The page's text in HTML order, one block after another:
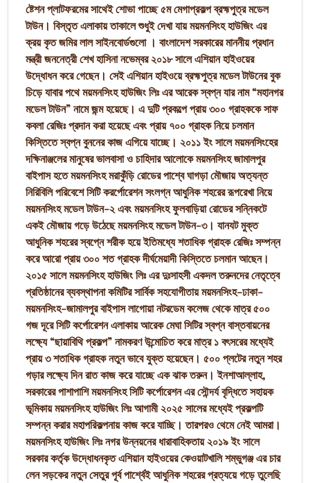
ষ্টেশন প্লাটফরমের সাথেই শোভা পাচ্ছে ৫ম মেগাপ্রকল্প ব্রহ্মপুত্র মডেল
টাউন। বিস্তৃত এলাকায় তাকালে শুধুই দেখা যায় ময়মনসিংহ হাউজিং এর
ক্রয় কৃত জমির লাল সাইনবোর্ডগুলো । বাংলাদেশ সরকারের মাননীয় প্রধান
মন্ত্রী জননেত্রী শেখ হাসিনা নভেম্বর ২০১৮ সালে এশিয়ান হাইওয়ের
উদ্ধোধন করে গেছেন। সেই এশিয়ান হাইওয়ে ব্রহ্মপুত্র মডেল টাউনের বুক
চিড়ে যাবার পথে ময়মনসিংহ হাউজিং লিঃ এর আরেক স্বপ্ন যার নাম “মহানগর
মডেল টাউন” নামে জন্ম হয়েছে। এ দুটি প্রকল্পে প্রায় ৩০০ গ্রাহককে সাফ
কবলা রেজিঃ প্রদান করা হয়েছে এবং প্রায় ৭০০ গ্রাহক নিয়ে চলমান
কিস্তিতে স্বপ্ন বুননের কাজ এগিয়ে যাচ্ছে। ২০১১ ইং সালে ময়মনসিংহের
দক্ষিনাঞ্জলের মানুষের ভালবাসা ও চাহিদার আলোকে ময়মনসিংহ জামালপুর
বাইপাস হতে ময়মনসিংহ মরাকুঁড়ি রোডের পাশ্বে ঘাগড়া মৌজায় অত্যন্ত
নিরিবিলি পরিবেশে সিটি করর্পোরেশন সংলগ্ন আধুনিক শহরের রূপরেখা নিয়ে
ময়মনসিংহ মডেল টাউন-২ এবং ময়মনসিংহ ফুলবাড়িয়া রোডের সন্নিকটে
একই মৌজায় গড়ে উঠেছে ময়মনসিংহ মডেল টাউন-৩। যানযট মুক্ত
আধুনিক শহরের স্বপ্নে শরীক হয়ে ইতিমধ্যে শতাধিক গ্রাহক রেজিঃ সম্পন্ন
করে আরো প্রায় ৩০০ শত গ্রাহক দীর্ঘমেয়াদী কিস্তিতে চলমান আছেন।
২০১৫ সালে ময়মনসিংহ হাউজিং লিঃ এর দুঃসাহসী একদল তরুনদের নেতৃত্বে
প্রতিষ্ঠানের ব্যবস্থাপনা কমিটির সার্বিক সহযোগীতায় ময়মনসিংহ-ঢাকা-
ময়মনসিংহ-জামালপুর বাইপাস লাগোয়া নটরডেম কলেজ থেকে মাত্র ৫০০
গজ দূরে সিটি কর্পোরেশন এলাকায় আরেক মেঘা সিটির স্বপ্ন বাস্তবায়নের
লক্ষ্যে “ছায়াবিথি প্রকল্প” নামকরণ উন্মোচিত করে মাত্র ১ বৎসরের মধ্যেই
প্রায় ৩ শতাধিক গ্রাহক নতুন ভাবে যুক্ত হয়েছেন। ৫০০ প্লটের নতুন শহর
গড়ার লক্ষ্যে দিন রাত কাজ করে যাচ্ছে এক ঝাক তরুন। ইনশাআল্লাহ,
সরকারের পাশাপাশি ময়মনসিংহ সিটি কর্পোরেশন এর সৌন্দর্য বৃদ্ধিতে সহায়ক
ভূমিকায় ময়মনসিংহ হাউজিং লিঃ আগামী ২০২৫ সালের মধ্যেই প্রকল্পটি
সম্পন্ন করার মহাপরিকল্পনায় কাজ করে যাচ্ছি। তারপরও থেমে নেই আমরা।
ময়মনসিংহ হাউজিং লিঃ নগর উন্নয়নের ধারাবাহিকতায় ২০১৯ ইং সালে
সরকার কর্তৃক উদ্ধোধনকৃত এশিয়ান হাইওয়ের কেওয়াটখালি শম্ভুগঞ্জ এর চার
লেন সড়কের নতুন সেতুর পূর্ব পার্শ্বেই আধুনিক শহরের প্রত্যয়ে গড়ে তুলেছি